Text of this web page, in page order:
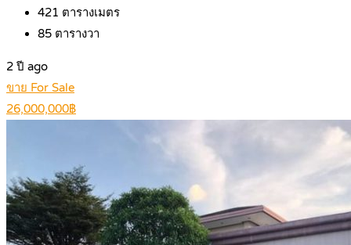
421 ตารางเมตร
85 ตารางวา
2 ปี ago
ขาย For Sale
26,000,000฿